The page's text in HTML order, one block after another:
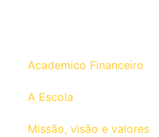
Academico Financeiro
A Escola
Missão, visão e valores